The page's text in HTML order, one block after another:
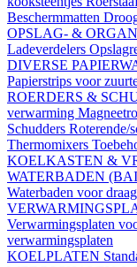
Beschermmatten
OPSLAG- &
Ladeverdelers
DIVERSE
Papierstrips voor
ROERDERS &
verwarming
Schudders Roterende/
Thermomixers
KOELKASTEN &
WATERBADEN
Waterbaden voor
Verwarmingsplaten
verwarmingsplaten
KOELPLATEN